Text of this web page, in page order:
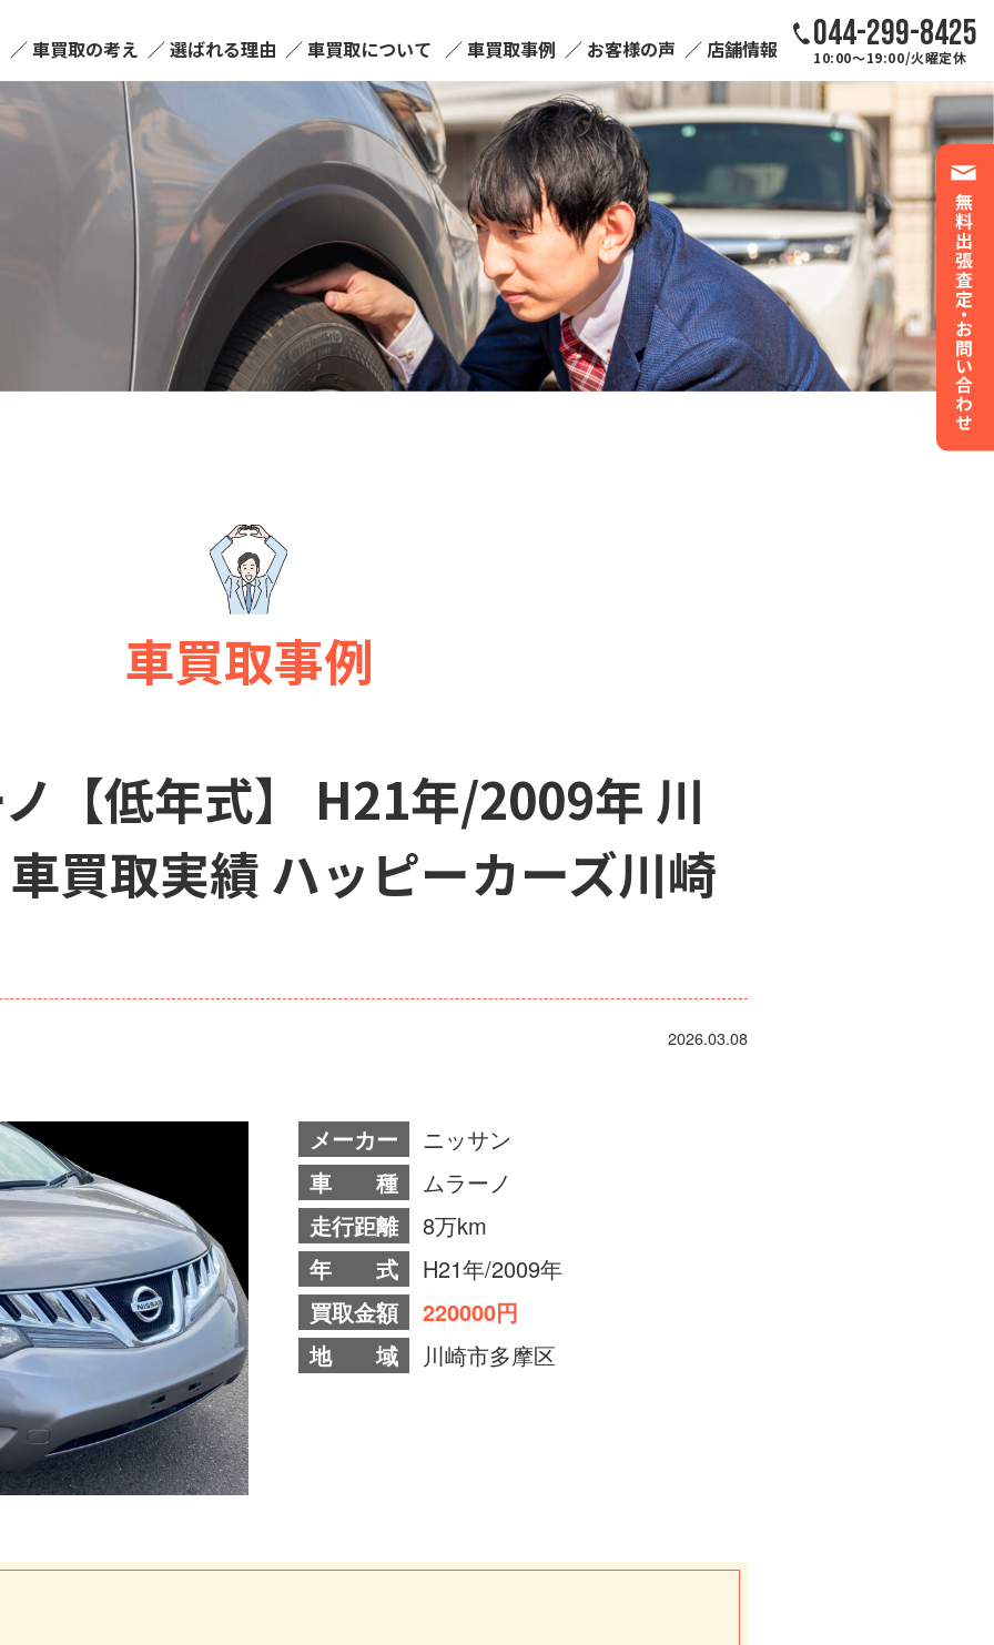
車買取の考え 選ばれる理由 車買取について 車買取事例 お客様の声 店舗情報 044-299-8425
10:00～19:00/火曜定休
車買取事例
【低年式】 H21年/2009年 川
買取実績 ハッピーカーズ川崎
2026.03.08
メーカー
ニッサン
車 種
ムラーノ
走行距離
8万km
年 式
H21年/2009年
買取金額
220000円
地 域
川崎市多摩区